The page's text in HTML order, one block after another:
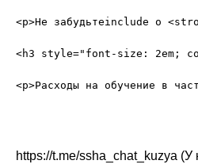
<p>Не забудьтеinclude о
<h3 style="font-size: 2em;
https://t.me/ssha_chat_kuzya